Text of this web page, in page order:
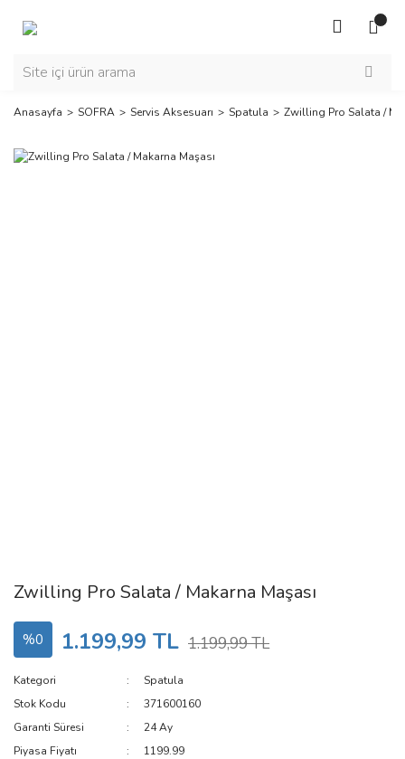
Anasayfa SOFRA Servis Aksesuarı Spatula Zwilling Pro Salata /
Zwilling Pro Salata / Makarna Maşası
%0 1.199,99 TL 1.199,99 TL
Kategori
Spatula
Stok Kodu
371600160
Garanti Süresi
24 Ay
Piyasa Fiyatı
1199.99